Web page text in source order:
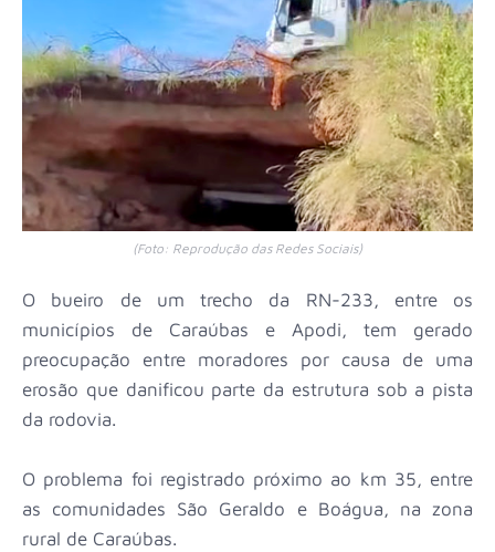
(Foto: Reprodução das Redes Sociais)
O bueiro de um trecho da RN-233, entre os
municípios de Caraúbas e Apodi, tem gerado
preocupação entre moradores por causa de uma
erosão que danificou parte da estrutura sob a pista
da rodovia.
O problema foi registrado próximo ao km 35, entre
as comunidades São Geraldo e Boágua, na zona
rural de Caraúbas.